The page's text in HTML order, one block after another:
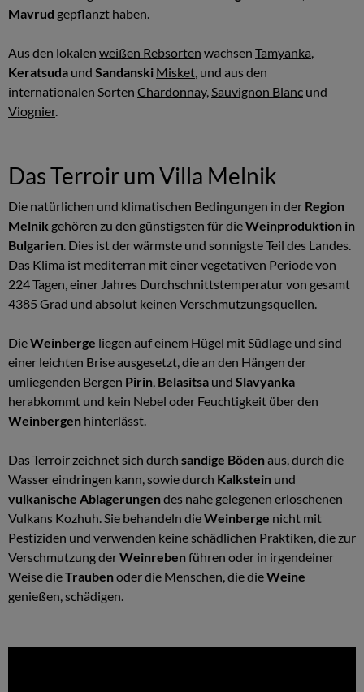
Mavrud gepflanzt haben.
Aus den lokalen weißen Rebsorten wachsen Tamyanka,
Keratsuda und Sandanski Misket, und aus den
internationalen Sorten Chardonnay,Sauvignon Blanc und
Viognier.
Das Terroir um Villa Melnik
Die natürlichen und klimatischen Bedingungen in der Region
Melnik gehören zu den günstigsten für dieWeinproduktion in
Bulgarien. Dies ist der wärmste und sonnigste Teil des Landes.
Das Klima ist mediterran mit einer vegetativen Periode von
224 Tagen, einer Jahres Durchschnittstemperatur von gesamt
4385 Grad und absolut keinen Verschmutzungsquellen.
DieWeinberge liegen auf einem Hügel mit Südlage und sind
einer leichten Brise ausgesetzt, die an den Hängen der
umliegenden Bergen Pirin, Belasitsa und Slavyanka
herabkommt und kein Nebel oder Feuchtigkeit über den
Weinbergen hinterlässt.
Das Terroir zeichnet sich durch sandige Bödenaus, durch die
Wasser eindringen kann, sowie durch Kalkstein und
vulkanische Ablagerungendes nahe gelegenen erloschenen
Vulkans Kozhuh. Sie behandeln dieWeinberge nicht mit
Pestiziden und verwenden keine schädlichen Praktiken, die zur
Verschmutzung derWeinrebenführen oder in irgendeiner
Weise dieTraubenoder die Menschen, die dieWeine
genießen, schädigen.